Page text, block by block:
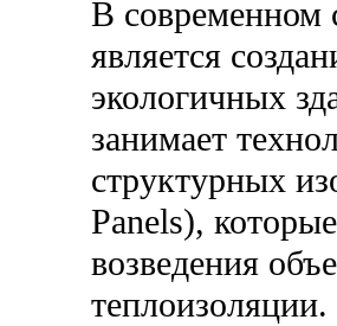
В современном
является
экологичных
занимает
структурных
Panels),
возведения
теплоизоляции.